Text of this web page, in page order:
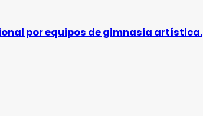
por equipos de gimnasia artística.